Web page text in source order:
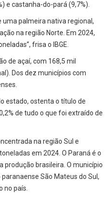
e castanha-do-pará (9,7%).
uma palmeira nativa regional,
na região Norte. Em 2024,
frisa o IBGE.
de açaí, com 168,5 mil
Dos dez municípios com
estado, ostenta o título de
de tudo o que foi extraído de
na região Sul e
em 2024. O Paraná é o
produção brasileira. O município
São Mateus do Sul,
no país.